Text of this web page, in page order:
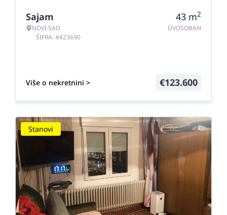
Sajam
NOVI SAD
ŠIFRA: #423690
43 m2
DVOSOBAN
Više o nekretnini > €123.600
Stanovi